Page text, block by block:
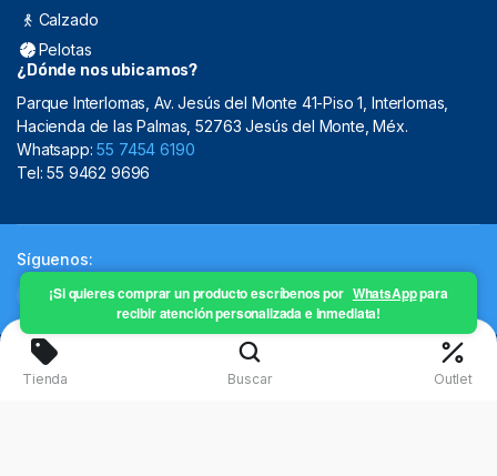
Calzado
Pelotas
¿Dónde nos ubicamos?
Parque Interlomas, Av. Jesús del Monte 41-Piso 1, Interlomas,
Hacienda de las Palmas, 52763 Jesús del Monte, Méx.
Whatsapp:55 7454 6190
Tel: 55 9462 9696
Síguenos:
Copyright 2024 © Mistral Sporting Goods 2024
¡Si quieres comprar un producto escríbenos por WhatsApppara
recibir atención personalizada e inmediata!
Tienda Buscar Outlet